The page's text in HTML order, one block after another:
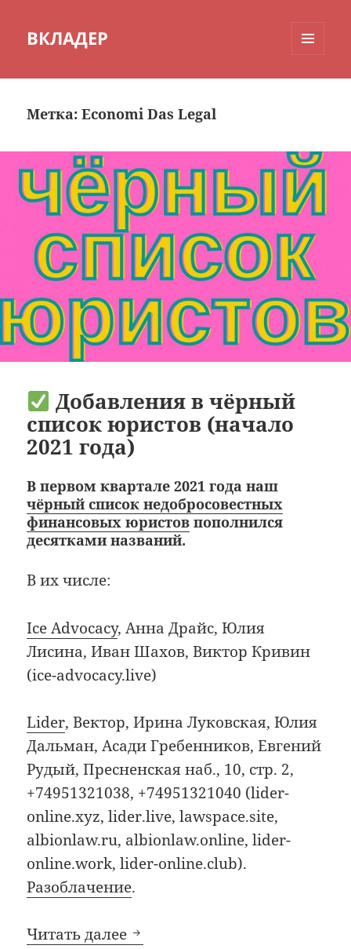
ВКЛАДЕР
Метка:Economi Das Legal
Добавления в чёрный
список юристов (начало
2021 года)
В первом квартале 2021 года наш
чёрный список недобросовестных
финансовых юристов пополнился
десятками названий.
В их числе:
Ice Advocacy, Анна Драйс, Юлия
Лисина, Иван Шахов, Виктор Кривин
(ice-advocacy.live)
Lider, Вектор, Ирина Луковская, Юлия
Дальман, Асади Гребенников, Евгений
Рудый, Пресненская наб., 10, стр. 2,
+74951321038, +74951321040 (lider-
online.xyz, lider.live, lawspace.site,
albionlaw.ru, albionlaw.online, lider-
online.work, lider-online.club).
Разоблачение.
Читать далее Добавления в чёрный